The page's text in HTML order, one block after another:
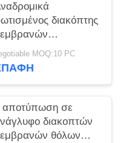
διακόπτης
αποτύπωσης σε
FPC των
Polydome
MOQ:10 PC
αποτύπωση σε
διακοπτών
θόλων